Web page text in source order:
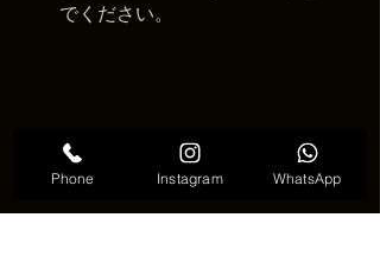
でください。
Phone Instagram WhatsApp